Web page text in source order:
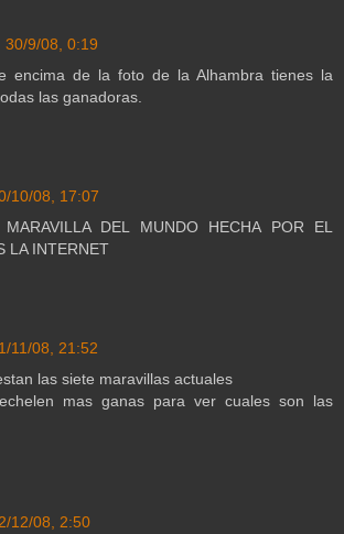
30/9/08, 0:19
encima de la foto de la Alhambra tienes la
las ganadoras.
10/08, 17:07
DEL MUNDO HECHA POR EL
LA INTERNET
11/08, 21:52
las siete maravillas actuales
mas ganas para ver cuales son las
12/08, 2:50